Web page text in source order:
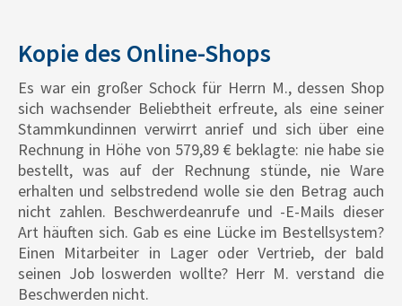
Kopie des Online-Shops
Es war ein großer Schock für Herrn M., dessen Shop
sich wachsender Beliebtheit erfreute, als eine seiner
Stammkundinnen verwirrt anrief und sich über eine
Rechnung in Höhe von 579,89 € beklagte: nie habe sie
bestellt, was auf der Rechnung stünde, nie Ware
erhalten und selbstredend wolle sie den Betrag auch
nicht zahlen. Beschwerdeanrufe und -E-Mails dieser
Art häuften sich. Gab es eine Lücke im Bestellsystem?
Einen Mitarbeiter in Lager oder Vertrieb, der bald
seinen Job loswerden wollte? Herr M. verstand die
Beschwerden nicht.